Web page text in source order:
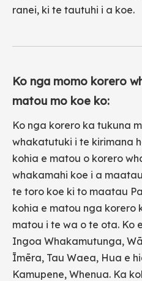
ranei, ki te tautuhi i a koe.
Ko nga momo korero
matou mo koe ko:
Ko nga korero ka tukuna
whakatutuki i te kirimana
kohia e matou o korero
whakamahi koe i a
te toro koe ki to maatau
kohia e matou nga korero
matou i te wa o te ota. Ko
Ingoa Whakamutunga,
Īmēra, Tau Waea, Hua e
Kamupene, Whenua. Ka